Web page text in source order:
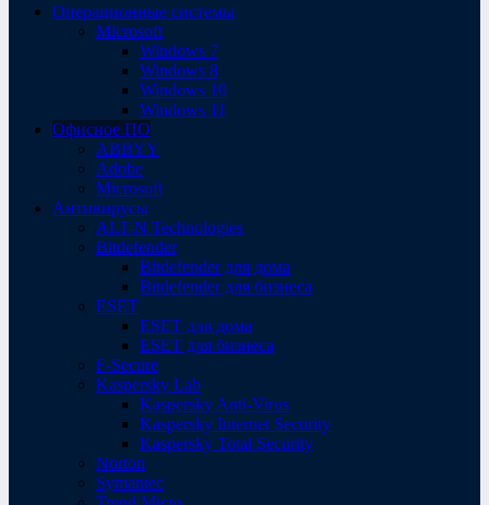
Операционные системы
Microsoft
Windows 7
Windows 8
Windows 10
Windows 11
Офисное ПО
ABBYY
Adobe
Microsoft
Антивирусы
ALT-N Technologies
Bitdefender
Bitdefender для дома
Bitdefender для бизнеса
ESET
ESET для дома
ESET для бизнеса
F-Secure
Kaspersky Lab
Kaspersky Anti-Virus
Kaspersky Internet Security
Kaspersky Total Security
Norton
Symantec